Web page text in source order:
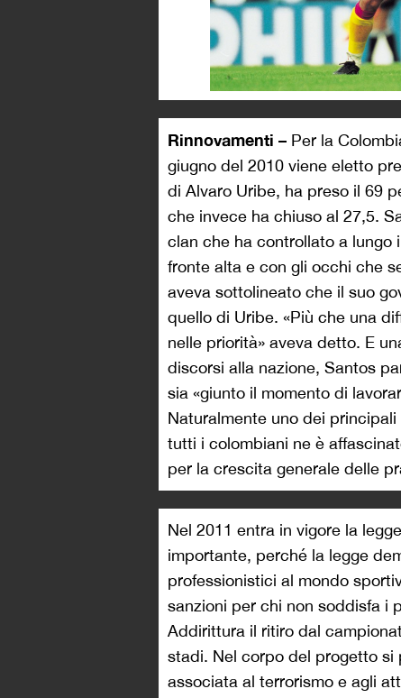
Rinnovamenti – Per la
giugno del 2010 viene eletto
di Alvaro Uribe, ha preso il 69
che invece ha chiuso al 27,5.
clan che ha controllato a lungo
fronte alta e con gli occhi che
aveva sottolineato che il suo
quello di Uribe. «Più che una
nelle priorità» aveva detto. E
discorsi alla nazione, Santos
sia «giunto il momento di
Naturalmente uno dei
tutti i colombiani ne è
per la crescita generale delle
Nel 2011 entra in vigore la
importante, perché la legge
professionistici al mondo
sanzioni per chi non soddisfa i
Addirittura il ritiro dal
stadi. Nel corpo del progetto si
associata al terrorismo e agli